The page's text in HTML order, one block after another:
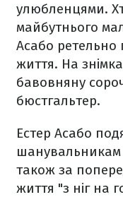
улюбленцями.
майбутнього
Асабо ретельно
життя. На
бавовняну
бюстгальтер.
Естер Асабо
шанувальникам
також за
життя "з ніг на